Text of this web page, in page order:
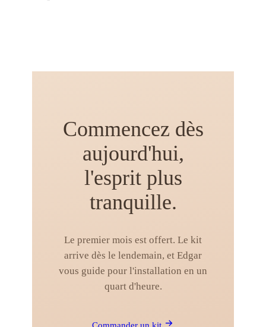
Commencez dès
aujourd'hui,
l'esprit plus
tranquille.
Le premier mois est offert. Le kit
arrive dès le lendemain, et Edgar
vous guide pour l'installation en un
quart d'heure.